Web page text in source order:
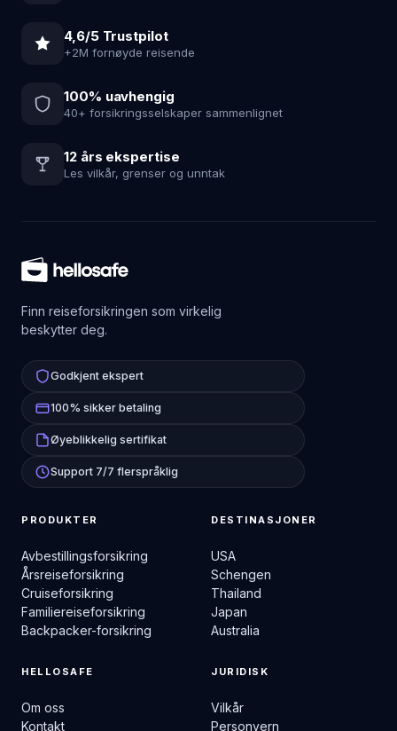
4,6/5 Trustpilot
+2M fornøyde reisende
100% uavhengig
40+ forsikringsselskaper sammenlignet
12 års ekspertise
Les vilkår, grenser og unntak
Finn reiseforsikringen som virkelig
beskytter deg.
Godkjent ekspert
100% sikker betaling
Øyeblikkelig sertifikat
Support 7/7 flerspråklig
PRODUKTER
Avbestillingsforsikring
Årsreiseforsikring
Cruiseforsikring
Familiereiseforsikring
Backpacker-forsikring
DESTINASJONER
USA
Schengen
Thailand
Japan
Australia
HELLOSAFE
Om oss
Kontakt
JURIDISK
Vilkår
Personvern